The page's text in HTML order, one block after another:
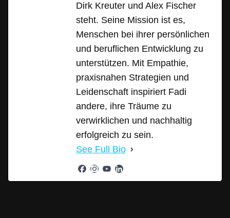
Dirk Kreuter und Alex Fischer
steht. Seine Mission ist es,
Menschen bei ihrer persönlichen
und beruflichen Entwicklung zu
unterstützen. Mit Empathie,
praxisnahen Strategien und
Leidenschaft inspiriert Fadi
andere, ihre Träume zu
verwirklichen und nachhaltig
erfolgreich zu sein.
See Full Bio